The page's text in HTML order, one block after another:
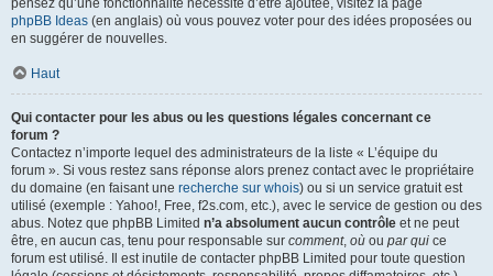
pensez qu’une fonctionnalité nécessite d’être ajoutée, visitez la page
phpBB Ideas (en anglais) où vous pouvez voter pour des idées proposées ou
en suggérer de nouvelles.
Haut
Qui contacter pour les abus ou les questions légales concernant ce
forum ?
Contactez n’importe lequel des administrateurs de la liste « L’équipe du
forum ». Si vous restez sans réponse alors prenez contact avec le propriétaire
du domaine (en faisant une recherche sur whois) ou si un service gratuit est
utilisé (exemple : Yahoo!, Free, f2s.com, etc.), avec le service de gestion ou des
abus. Notez que phpBB Limited n’a absolument aucun contrôle et ne peut
être, en aucun cas, tenu pour responsable sur comment, où ou par qui ce
forum est utilisé. Il est inutile de contacter phpBB Limited pour toute question